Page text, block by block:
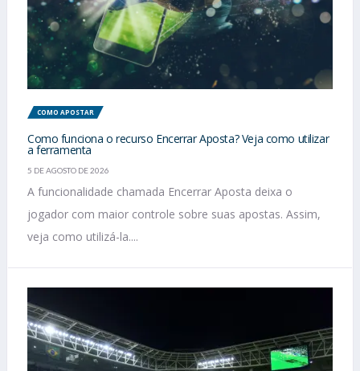
COMO APOSTAR
Como funciona o recurso Encerrar Aposta? Veja como utilizar
a ferramenta
5 DE AGOSTO DE 2026
A funcionalidade chamada Encerrar Aposta deixa o
jogador com maior controle sobre suas apostas. Assim,
veja como utilizá-la....